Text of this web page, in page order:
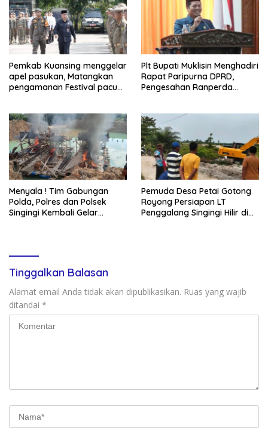
Pemkab Kuansing menggelar
apel pasukan, Matangkan
pengamanan Festival pacu
Plt Bupati Muklisin Menghadiri
Rapat Paripurna DPRD,
Pengesahan Ranperda
Menyala ! Tim Gabungan
Polda, Polres dan Polsek
Singingi Kembali Gelar
Pemuda Desa Petai Gotong
Royong Persiapan LT
Penggalang Singingi Hilir di
Tinggalkan Balasan
Alamat email Anda tidak akan dipublikasikan. Ruas yang wajib
ditandai *